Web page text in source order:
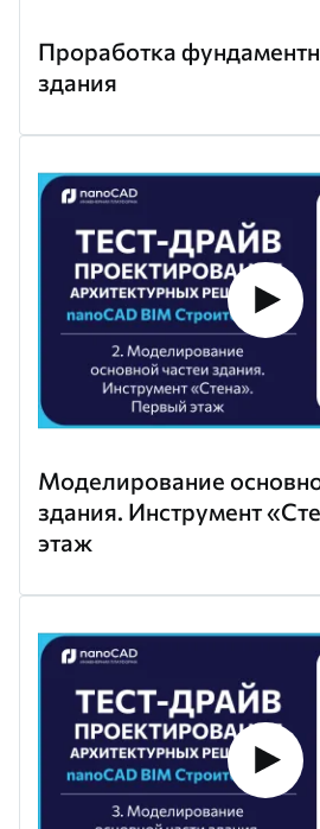
Проработка
здания
Моделирование
здания. Инструмент
этаж